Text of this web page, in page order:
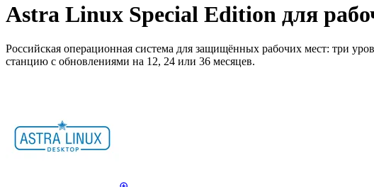
Astra Linux Special Edition для
Российская операционная система для защищённых рабочих мест: три
станцию с обновлениями на 12, 24 или 36 месяцев.